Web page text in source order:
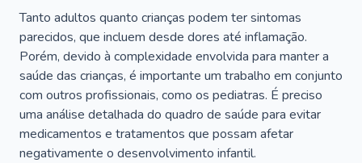
Tanto adultos quanto crianças podem ter sintomas
parecidos, que incluem desde dores até inflamação.
Porém, devido à complexidade envolvida para manter a
saúde das crianças, é importante um trabalho em conjunto
com outros profissionais, como os pediatras. É preciso
uma análise detalhada do quadro de saúde para evitar
medicamentos e tratamentos que possam afetar
negativamente o desenvolvimento infantil.